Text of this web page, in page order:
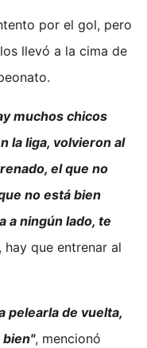
por el gol, pero
llevó a la cima de
muchos chicos
la liga, volvieron al
el que no
no está bien
a ningún lado, te
que entrenar al
pelearla de vuelta,
bien", mencionó